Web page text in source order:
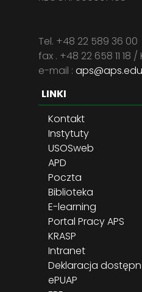
Tel. +48 22 589 36 00
fax . +48 22 658 11 18
e-mail :
LINKI
Kontakt
Instytuty
USOSweb
APD
Poczta
Biblioteka
E-learning
Portal Pracy APS
KRASP
Intranet
Deklaracja
ePUAP